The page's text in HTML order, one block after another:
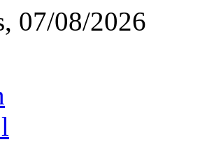
07/08/2026